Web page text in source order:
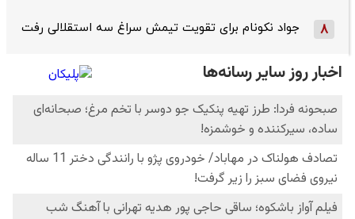
8 جواد نکونام برای تقویت تیمش سراغ سه استقلالی رفت